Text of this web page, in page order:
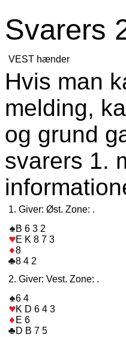
Svarers
VEST hænder
Hvis man
melding,
og grund
svarers 1.
1. Giver: Øst. Zone: .
B 6 3 2
E K 8 7 3
8
8 4 2
2. Giver: Vest. Zone: .
6 4
K D 6 4 3
E 6
D B 7 5